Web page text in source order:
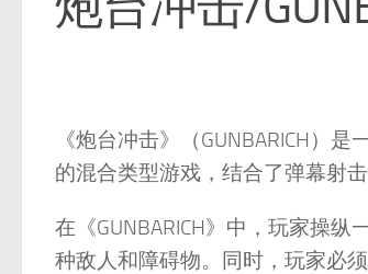
《炮台冲击》（GUNBARICH）
的混合类型游戏，结合了弹幕射
在《GUNBARICH》中，玩家操
种敌人和障碍物。同时，玩家必